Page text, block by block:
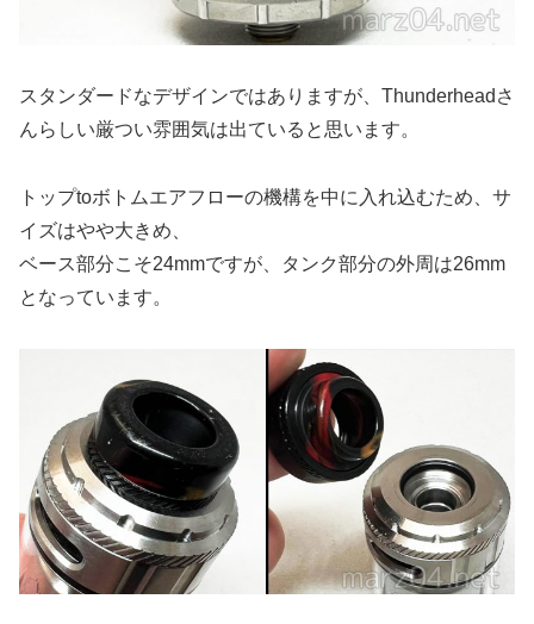
スタンダードなデザインではありますが、Thunderheadさ
んらしい厳つい雰囲気は出ていると思います。
トップtoボトムエアフローの機構を中に入れ込むため、サ
イズはやや大きめ、
ベース部分こそ24mmですが、タンク部分の外周は26mm
となっています。